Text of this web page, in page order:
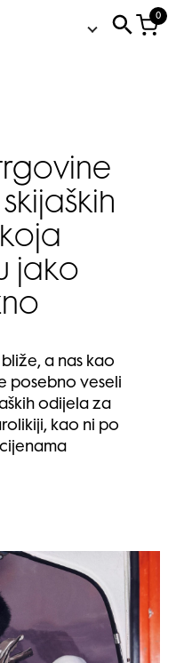
0
jako
a nas kao
posebno veseli
odijela za
kao ni po